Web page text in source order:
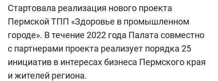
Стартовала реализация нового проекта
Пермской ТПП «Здоровье в промышленном
городе». В течение 2022 года Палата совместно
с партнерами проекта реализует порядка 25
инициатив в интересах бизнеса Пермского края
и жителей региона.